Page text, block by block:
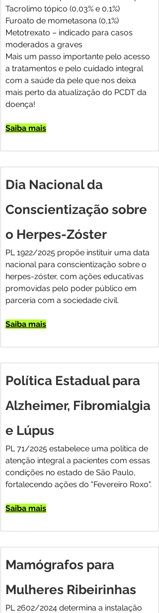
Tacrolimo tópico (0,03% e 0,1%)
Furoato de mometasona (0,1%)
Metotrexato – indicado para casos
moderados a graves
Mais um passo importante pelo acesso
a tratamentos e pelo cuidado integral
com a saúde da pele que nos deixa
mais perto da atualização do PCDT da
doença!
Saiba mais
Dia Nacional da
Conscientização sobre
o Herpes-Zóster
PL 1922/2025 propõe instituir uma data
nacional para conscientização sobre o
herpes-zóster, com ações educativas
promovidas pelo poder público em
parceria com a sociedade civil.
Saiba mais
Política Estadual para
Alzheimer, Fibromialgia
e Lúpus
PL 71/2025 estabelece uma política de
atenção integral a pacientes com essas
condições no estado de São Paulo,
fortalecendo ações do "Fevereiro Roxo".
Saiba mais
Mamógrafos para
Mulheres Ribeirinhas
PL 2602/2024 determina a instalação